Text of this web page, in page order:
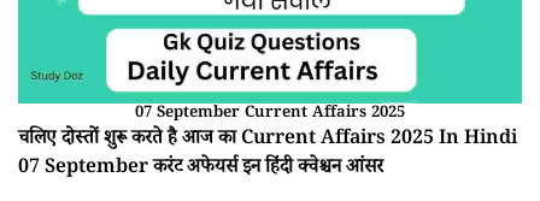
07 September Current Affairs 2025
चलिए दोस्तों शुरू करते है आज का Current Affairs 2025 In Hindi
07 September करंट अफेयर्स इन हिंदी क्वेश्चन आंसर